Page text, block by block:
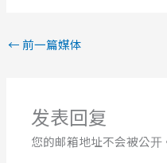
← 前一篇媒体
发表回复
您的邮箱地址不会被公开